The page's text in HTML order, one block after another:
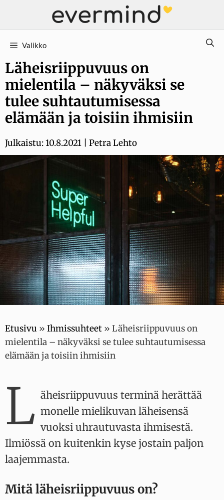
Valikko
Läheisriippuvuus on
mielentila – näkyväksi se
tulee suhtautumisessa
elämään ja toisiin ihmisiin
Julkaistu:10.8.2021 Petra Lehto
Etusivu » Ihmissuhteet » Läheisriippuvuus on
mielentila – näkyväksi se tulee suhtautumisessa
elämään ja toisiin ihmisiin
L äheisriippuvuus terminä herättää
monelle mielikuvan läheisensä
vuoksi uhrautuvasta ihmisestä.
Ilmiössä on kuitenkin kyse jostain paljon
laajemmasta.
Mitä läheisriippuvuus on?